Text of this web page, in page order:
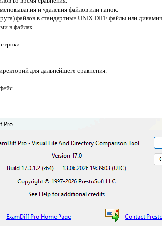
и удаления файлов или папок.
файлов в стандартные UNIX DIFF файлы или
в файлах.
для дальнейшего сравнения.